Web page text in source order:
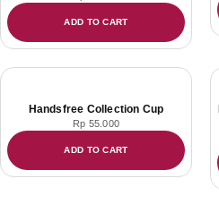
ADD TO CART
Handsfree Collection Cup
Rp 55.000
ADD TO CART